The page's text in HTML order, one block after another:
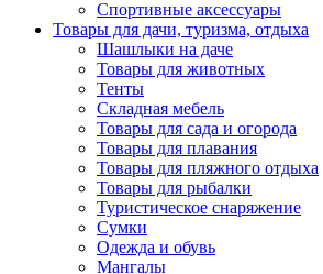
Спортивные аксессуары
Товары для дачи, туризма, отдыха
Шашлыки на даче
Товары для животных
Тенты
Складная мебель
Товары для сада и огорода
Товары для плавания
Товары для пляжного отдыха
Товары для рыбалки
Туристическое снаряжение
Сумки
Одежда и обувь
Мангалы